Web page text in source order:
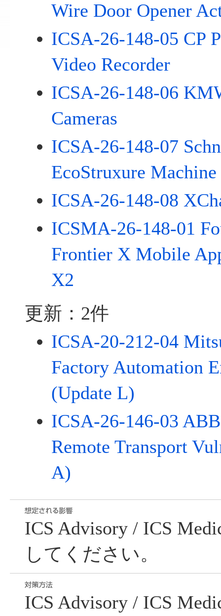
Wire Door Opener
ICSA-26-148-05 CP
Video Recorder
ICSA-26-148-06
Cameras
ICSA-26-148-07
EcoStruxure
ICSA-26-148-08
ICSMA-26-148-01
Frontier X Mobile
X2
更新：2件
ICSA-20-212-04
Factory Automation
(Update L)
ICSA-26-146-03
Remote Transport
A)
ICS Advisory / ICS
してください。
ICS Advisory / ICS